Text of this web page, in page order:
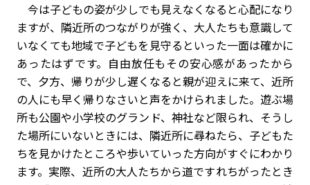
今は子どもの姿が少しでも見えなくなると心配になり
ますが、隣近所のつながりが強く、大人たちも意識して
いなくても地域で子どもを見守るといった一面は確かに
あったはずです。自由放任もその安心感があったから
で、夕方、帰りが少し遅くなると親が迎えに来て、近所
の人にも早く帰りなさいと声をかけられました。遊ぶ場
所も公園や小学校のグランド、神社など限られ、そうし
た場所にいないときには、隣近所に尋ねたら、子どもた
ちを見かけたところや歩いていった方向がすぐにわかり
ます。実際、近所の大人たちから道ですれちがったとき